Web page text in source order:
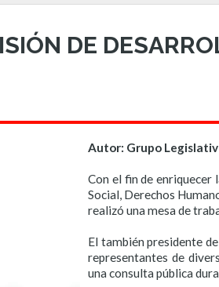
DE
Autor: Grupo
Con el fin de
Social, Derechos
realizó una mesa de
El también presidente
representantes de
una consulta pública